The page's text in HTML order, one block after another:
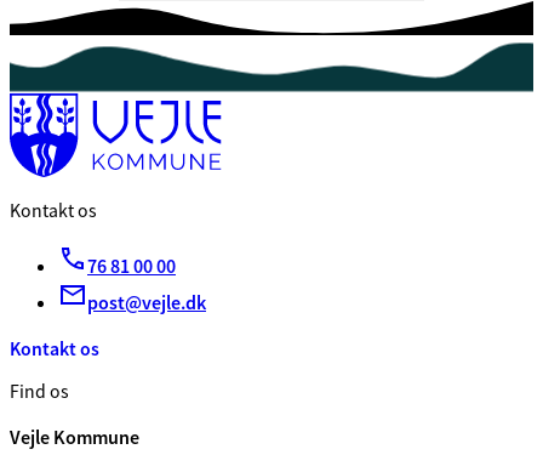
Kontakt os
76 81 00 00
post@vejle.dk
Kontakt os
Find os
Vejle Kommune